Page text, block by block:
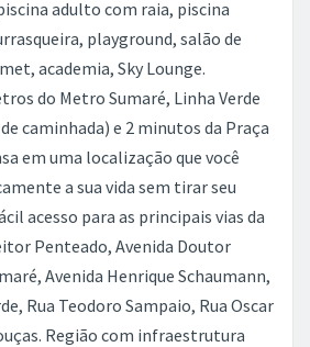
adulto com raia, piscina
playground, salão de
academia, Sky Lounge.
do Metro Sumaré, Linha Verde
caminhada) e 2 minutos da Praça
em uma localização que você
a sua vida sem tirar seu
acesso para as principais vias da
Penteado, Avenida Doutor
Avenida Henrique Schaumann,
Rua Teodoro Sampaio, Rua Oscar
Região com infraestrutura